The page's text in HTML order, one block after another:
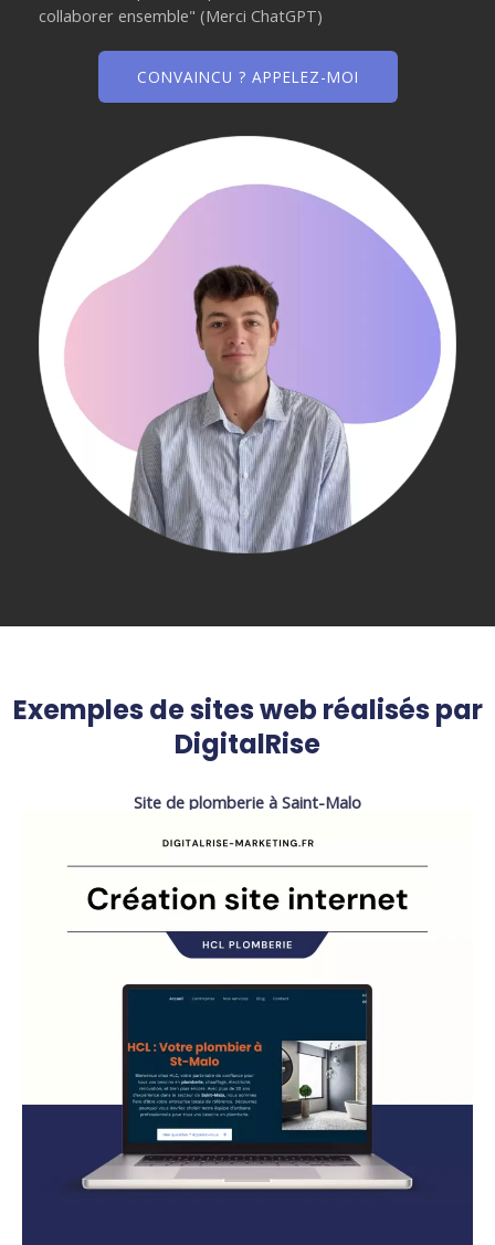
collaborer ensemble" (Merci ChatGPT)
CONVAINCU ? APPELEZ-MOI
Exemples de sites web réalisés par
DigitalRise
Site de plomberie à Saint-Malo